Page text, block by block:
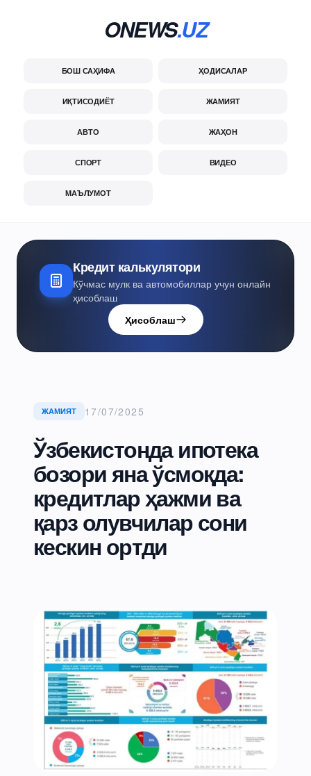
ONEWS.UZ
БОШ САҲИФА ҲОДИСАЛАР
ИҚТИСОДИЁТ ЖАМИЯТ
АВТО ЖАҲОН
СПОРТ ВИДЕО
МАЪЛУМОТ
Кредит калькулятори
Кўчмас мулк ва автомобиллар учун онлайн
ҳисоблаш
Ҳисоблаш
ЖАМИЯТ 17/07/2025
Ўзбекистонда ипотека
бозори яна ўсмоқда:
кредитлар ҳажми ва
қарз олувчилар сони
кескин ортди